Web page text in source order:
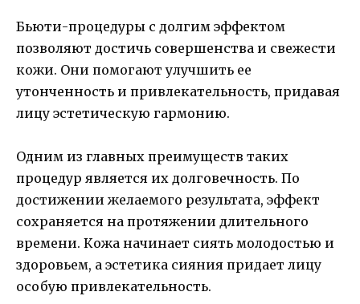
Бьюти-процедуры с долгим эффектом
позволяют достичь совершенства и свежести
кожи. Они помогают улучшить ее
утонченность и привлекательность, придавая
лицу эстетическую гармонию.
Одним из главных преимуществ таких
процедур является их долговечность. По
достижении желаемого результата, эффект
сохраняется на протяжении длительного
времени. Кожа начинает сиять молодостью и
здоровьем, а эстетика сияния придает лицу
особую привлекательность.